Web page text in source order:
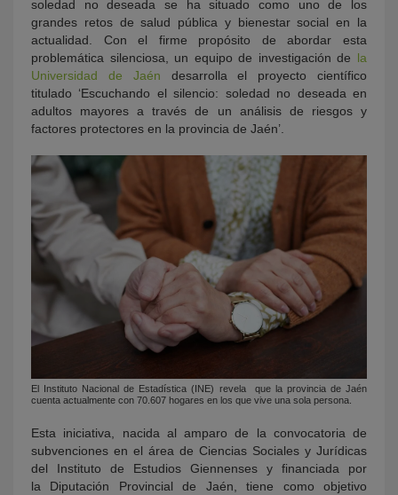
soledad no deseada se ha situado como uno de los
grandes retos de salud pública y bienestar social en la
actualidad. Con el firme propósito de abordar esta
problemática silenciosa, un equipo de investigación de la
Universidad de Jaén desarrolla el proyecto científico
titulado ‘Escuchando el silencio: soledad no deseada en
adultos mayores a través de un análisis de riesgos y
factores protectores en la provincia de Jaén’.
El Instituto Nacional de Estadística (INE) revela que la provincia de Jaén
cuenta actualmente con 70.607 hogares en los que vive una sola persona.
Esta iniciativa, nacida al amparo de la convocatoria de
subvenciones en el área de Ciencias Sociales y Jurídicas
del Instituto de Estudios Giennenses y financiada por
la Diputación Provincial de Jaén, tiene como objetivo